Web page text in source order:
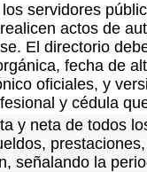
servidores
actos de
El directorio
fecha de
oficiales, y
y cédula
y neta de todos
señalando la